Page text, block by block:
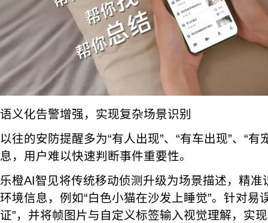
语义化告警增强，实现复杂场景识别
以往的安防提醒多为“有人出现”、“有车出现”、“有
息，用户难以快速判断事件重要性。
乐橙AI智见将传统移动侦测升级为场景描述，精准
环境信息，例如“白色小猫在沙发上睡觉”。针对易
证”，并将帧图片与自定义标签输入视觉理解，实